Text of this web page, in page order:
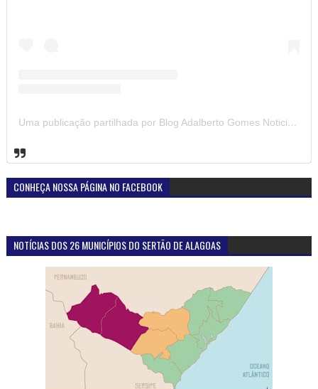
Uma publicação partilhada por Blog Adalberto Gomes Noticias (@blogadalbertogomesnoticiass)
CONHEÇA NOSSA PÁGINA NO FACEBOOK
NOTÍCIAS DOS 26 MUNICÍPIOS DO SERTÃO DE ALAGOAS